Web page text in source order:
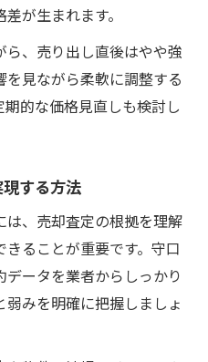
が生まれます。
、売り出し直後はやや強
見ながら柔軟に調整する
的な価格見直しも検討し
する方法
、売却査定の根拠を理解
ることが重要です。守口
ータを業者からしっかり
みを明確に把握しましょ